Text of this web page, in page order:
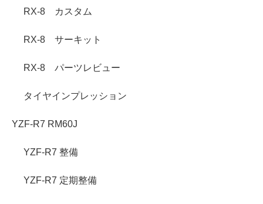
RX-8 カスタム
RX-8 サーキット
RX-8 パーツレビュー
タイヤインプレッション
YZF-R7 RM60J
YZF-R7 整備
YZF-R7 定期整備